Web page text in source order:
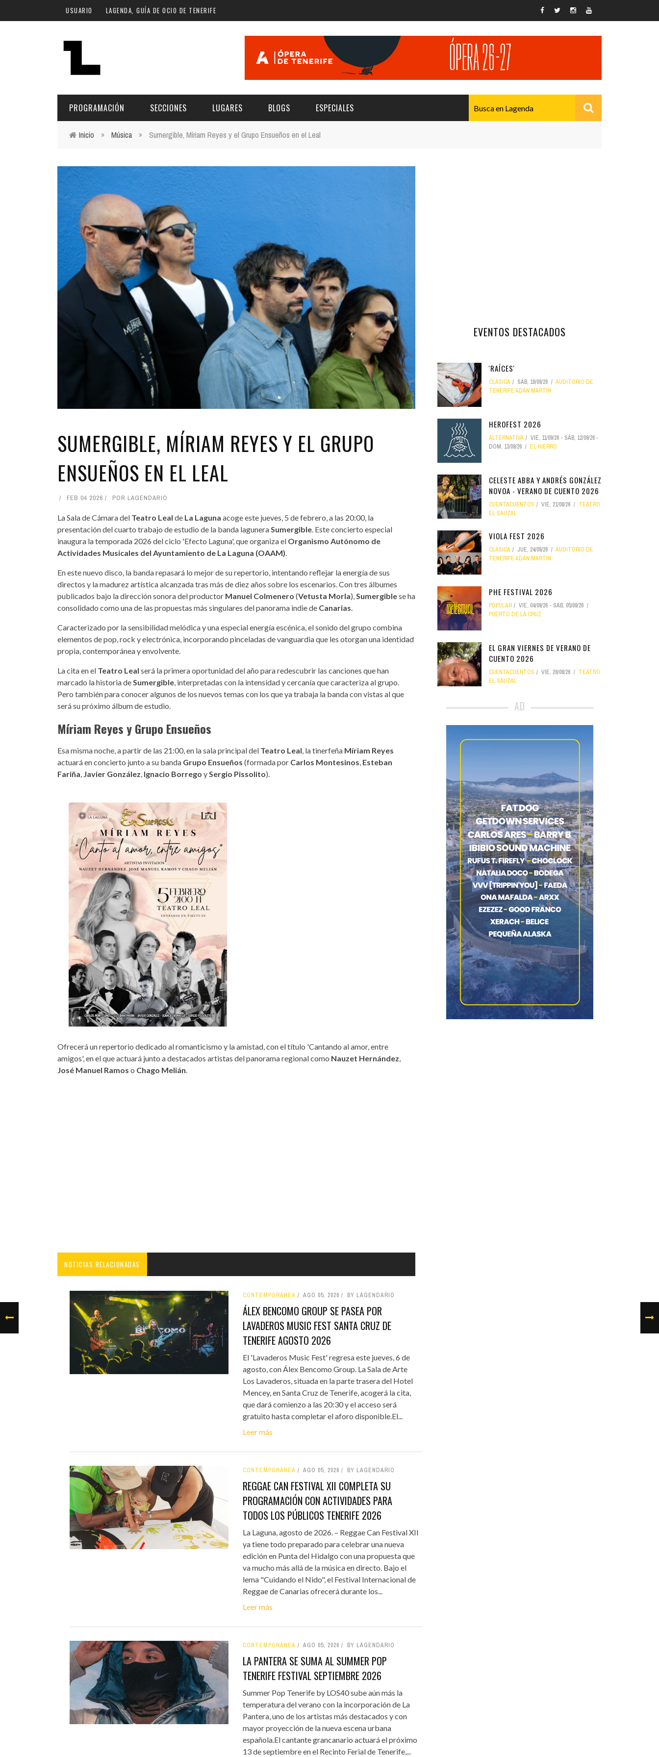
Pasar al contenido principal
USUARIO LAGENDA, GUÍA DE OCIO DE TENERIFE
PROGRAMACIÓN
Hoy
Plan Finde
Sur
Islas
Deporte y Naturaleza
Escénicas
SECCIONES
ESCÉNICAS
CULTURA
GASTRONOMÍA
INFANTIL
LUGARES
ESPACIOS CULTURALES
NOCHE
LOCALES CON ACTUACIONES
COMERCIO
GASTRO
FORMATIVO
BLOGS ESPECIALES
Inicio » Música » Sumergible, Míriam Reyes y el Grupo Ensueños en el Leal
SUMERGIBLE, MÍRIAM REYES Y EL GRUPO
ENSUEÑOS EN EL LEAL
FEB 04 2026 POR LAGENDARIO
La Sala de Cámara del Teatro Leal de La Laguna acoge este jueves, 5 de febrero, a las 20:00, la
presentación del cuarto trabajo de estudio de la banda lagunera Sumergible . Este concierto especial
inaugura la temporada 2026 del ciclo 'Efecto Laguna', que organiza el Organismo Autónomo de
Actividades Musicales del Ayuntamiento de La Laguna (OAAM)
En este nuevo disco, la banda repasará lo mejor de su repertorio, intentando reflejar la energía de sus
directos y la madurez artística alcanzada tras más de diez años sobre los escenarios. Con tres álbumes
publicados bajo la dirección sonora del productor Manuel Colmenero (Vetusta Morla), Sumergiblese ha
consolidado como una de las propuestas más singulares del panorama indie de Canarias
Caracterizado por la sensibilidad melódica y una especial energía escénica, el sonido del grupo combina
elementos de pop, rock y electrónica, incorporando pinceladas de vanguardia que les otorgan una identidad
propia, contemporánea y envolvente.
La cita en el Teatro Leal será la primera oportunidad del año para redescubrir las canciones que han
marcado la historia de Sumergible , interpretadas con la intensidad y cercanía que caracteriza al grupo.
Pero también para conocer algunos de los nuevos temas con los que ya trabaja la banda con vistas al que
será su próximo álbum de estudio.
Míriam ReyesyGrupo Ensueños
Esa misma noche, a partir de las 21:00, en la sala principal del Teatro Leal , la tinerfeña Míriam Reyes
actuará en concierto junto a su banda Grupo Ensueños (formada por Carlos Montesinos Esteban
Fariña Javier González Ignacio Borrego y Sergio Pissolito).
canto-al-amor-entre-amigos.jpg
Ofrecerá un repertorio dedicado al romanticismo y la amistad, con el título 'Cantando al amor, entre
amigos', en el que actuará junto a destacados artistas del panorama regional como Nauzet Hernández
José Manuel Ramos o Chago Melián
NOTICIAS RELACIONADAS
CONTEMPORÁNEA AGO 05, 2026 BY LAGENDARIO
ÁLEX BENCOMO GROUP SE PASEA POR
LAVADEROS MUSIC FEST SANTA CRUZ DE
TENERIFE AGOSTO 2026
El 'Lavaderos Music Fest' regresa este jueves, 6 de
agosto, con Álex Bencomo Group. La Sala de Arte
Los Lavaderos, situada en la parte trasera del Hotel
Mencey, en Santa Cruz de Tenerife, acogerá la cita,
que dará comienzo a las 20:30 y el acceso será
gratuito hasta completar el aforo disponible.El...
Leer más
CONTEMPORÁNEA AGO 05, 2026 BY LAGENDARIO
REGGAE CAN FESTIVAL XII COMPLETA SU
PROGRAMACIÓN CON ACTIVIDADES PARA
TODOS LOS PÚBLICOS TENERIFE 2026
La Laguna, agosto de 2026. – Reggae Can Festival XII
ya tiene todo preparado para celebrar una nueva
edición en Punta del Hidalgo con una propuesta que
va mucho más allá de la música en directo. Bajo el
lema "Cuidando el Nido", el Festival Internacional de
Reggae de Canarias ofrecerá durante los...
Leer más
CONTEMPORÁNEA AGO 05, 2026 BY LAGENDARIO
LA PANTERA SE SUMA AL SUMMER POP
TENERIFE FESTIVAL SEPTIEMBRE 2026
Summer Pop Tenerife by LOS40 sube aún más la
temperatura del verano con la incorporación de La
Pantera, uno de los artistas más destacados y con
mayor proyección de la nueva escena urbana
española.El cantante grancanario actuará el próximo
13 de septiembre en el Recinto Ferial de Tenerife,...
EVENTOS DESTACADOS
'RAÍCES'
CLÁSICA SÁB, 19/09/26
AUDITORIO DE
TENERIFE ADÁN MARTÍN
HEROFEST 2026
ALTERNATIVA VIE, 11/09/26 - SÁB, 12/09/26 -
DOM, 13/09/26
EL HIERRO
CELESTE ABBA Y ANDRÉS GONZÁLEZ
NOVOA - VERANO DE CUENTO 2026
CUENTACUENTOS VIE, 21/08/26
TEATRO
EL SAUZAL
VIOLA FEST 2026
CLÁSICA JUE, 24/09/26
AUDITORIO DE
TENERIFE ADÁN MARTÍN
PHE FESTIVAL 2026
POPULAR VIE, 04/09/26 - SÁB, 05/09/26
PUERTO DE LA CRUZ
EL GRAN VIERNES DE VERANO DE
CUENTO 2026
CUENTACUENTOS VIE, 28/08/26
TEATRO
EL SAUZAL
AD